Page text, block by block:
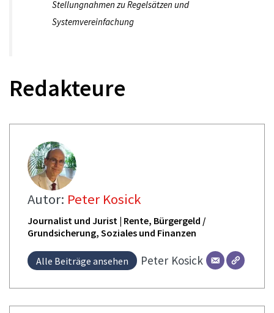
Stellungnahmen zu Regelsätzen und
Systemvereinfachung
Redakteure
Autor: Peter Kosick
Journalist und Jurist | Rente, Bürgergeld /
Grundsicherung, Soziales und Finanzen
Alle Beiträge ansehen Peter Kosick